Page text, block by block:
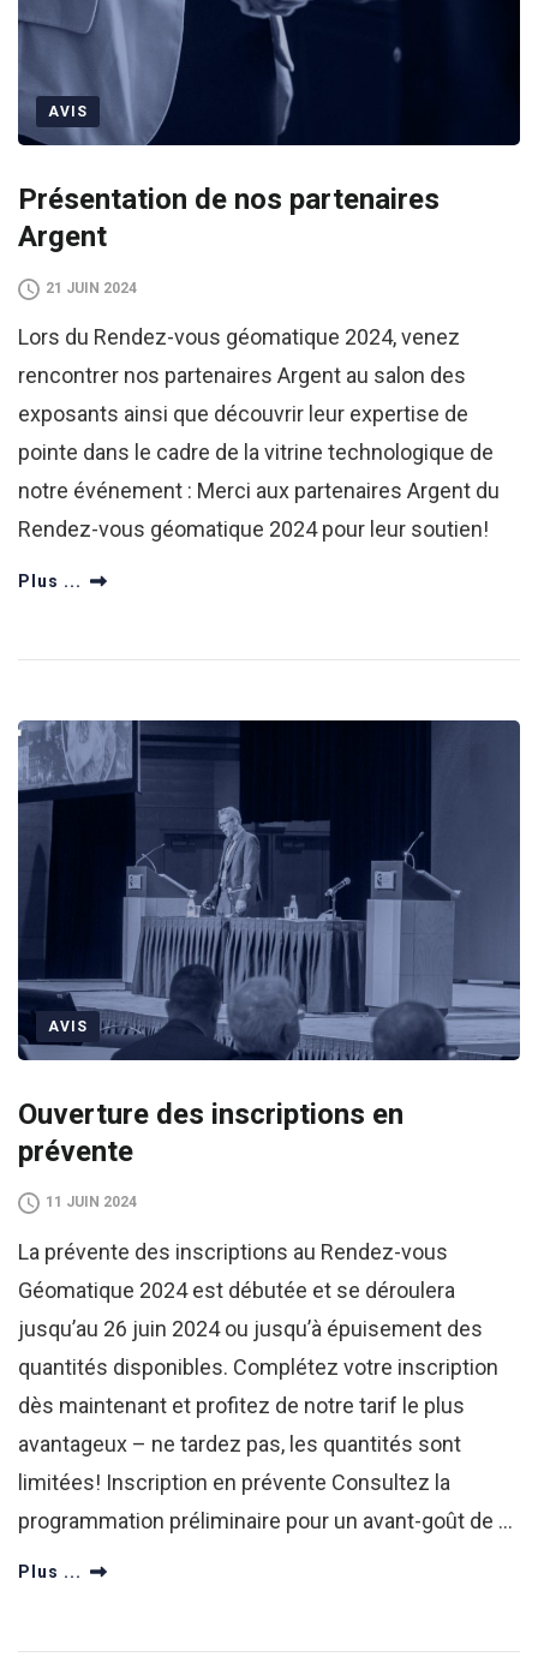
AVIS
Présentation de nos partenaires
Argent
21 JUIN 2024
Lors du Rendez-vous géomatique 2024, venez
rencontrer nos partenaires Argent au salon des
exposants ainsi que découvrir leur expertise de
pointe dans le cadre de la vitrine technologique de
notre événement : Merci aux partenaires Argent du
Rendez-vous géomatique 2024 pour leur soutien!
Plus ...
AVIS
Ouverture des inscriptions en
prévente
11 JUIN 2024
La prévente des inscriptions au Rendez-vous
Géomatique 2024 est débutée et se déroulera
jusqu’au 26 juin 2024 ou jusqu’à épuisement des
quantités disponibles. Complétez votre inscription
dès maintenant et profitez de notre tarif le plus
avantageux – ne tardez pas, les quantités sont
limitées! Inscription en prévente Consultez la
programmation préliminaire pour un avant-goût de …
Plus ...